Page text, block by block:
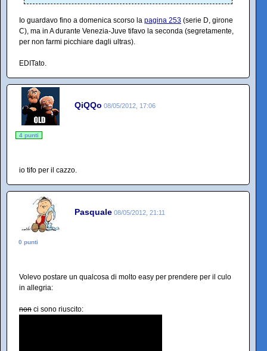
Io guardavo fino a domenica scorso la pagina 253 (serie D, girone
C), ma in A durante Venezia-Juve tifavo la seconda (segretamente,
per non farmi picchiare dagli ultras).
EDITato.
QiQQo 08/05/2012, 17:06
4 punti
io tifo per il cazzo.
Pasquale 08/05/2012, 21:11
0 punti
Volevo postare un qualcosa di molto easy per prendere per il culo
in allegria:
non ci sono riuscito: